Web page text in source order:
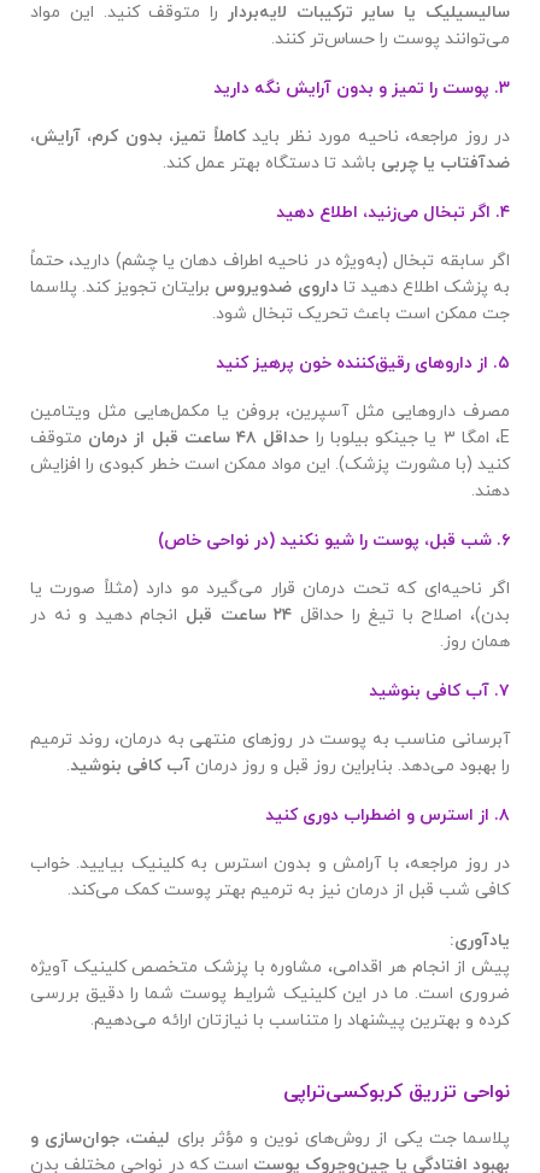
سالیسیلیک یا سایر ترکیبات لایه‌بردار را متوقف کنید. این مواد
می‌توانند پوست را حساس‌تر کنند.
۳. پوست را تمیز و بدون آرایش نگه دارید
در روز مراجعه، ناحیه مورد نظر بایدکاملاً تمیز، بدون کرم، آرایش،
ضدآفتاب یا چربی باشد تا دستگاه بهتر عمل کند.
۴. اگر تبخال می‌زنید، اطلاع دهید
اگر سابقه تبخال (به‌ویژه در ناحیه اطراف دهان یا چشم) دارید، حتماً
به پزشک اطلاع دهید تا داروی ضدویروس برایتان تجویز کند. پلاسما
جت ممکن است باعث تحریک تبخال شود.
۵. از داروهای رقیق‌کننده خون پرهیز کنید
مصرف داروهایی مثل آسپرین، بروفن یا مکمل‌هایی مثل ویتامین
E، امگا ۳ یا جینکو بیلوبا را
حداقل ۴۸ساعت قبل از درمان متوقف
کنید (با مشورت پزشک). این مواد ممکن است خطر کبودی را افزایش
دهند.
۶. شب قبل، پوست را شیو نکنید (در نواحی خاص)
اگر ناحیه‌ای که تحت درمان قرار می‌گیرد مو دارد (مثلاً صورت یا
بدن)، اصلاح با تیغ را حداقل ۲۴ ساعت قبل انجام دهید و نه در
همان روز.
۷. آب کافی بنوشید
آبرسانی مناسب به پوست در روزهای منتهی به درمان، روند ترمیم
را بهبود می‌دهد. بنابراین روز قبل و روز درمان آب کافی بنوشید.
۸. از استرس و اضطراب دوری کنید
در روز مراجعه، با آرامش و بدون استرس به کلینیک بیایید. خواب
کافی شب قبل از درمان نیز به ترمیم بهتر پوست کمک می‌کند.
یادآوری:
پیش از انجام هر اقدامی، مشاوره با پزشک متخصص کلینیک آویژه
ضروری است. ما در این کلینیک شرایط پوست شما را دقیق بررسی
کرده و بهترین پیشنهاد را متناسب با نیازتان ارائه می‌دهیم.
نواحی تزریق کربوکسی‌تراپی
پلاسما جت یکی از روش‌های نوین و مؤثر برای لیفت، جوان‌سازی و
بهبود افتادگی یا چین‌وچروک پوست است که در نواحی مختلف بدن